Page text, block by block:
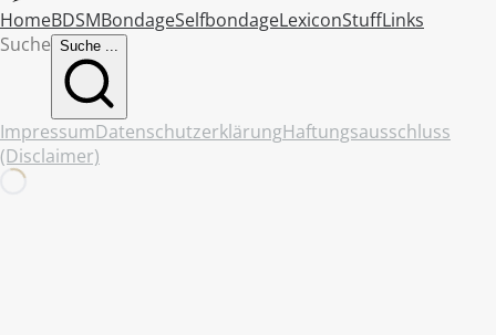
HomeBDSMBondageSelfbondageLexiconStuffLinks
Suche Suche ...
ImpressumDatenschutzerklärungHaftungsausschluss
(Disclaimer)